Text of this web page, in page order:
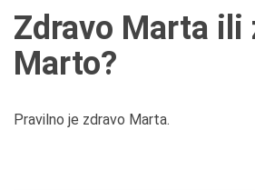
Zdravo Marta ili
Marto?
Pravilno je zdravo Marta.